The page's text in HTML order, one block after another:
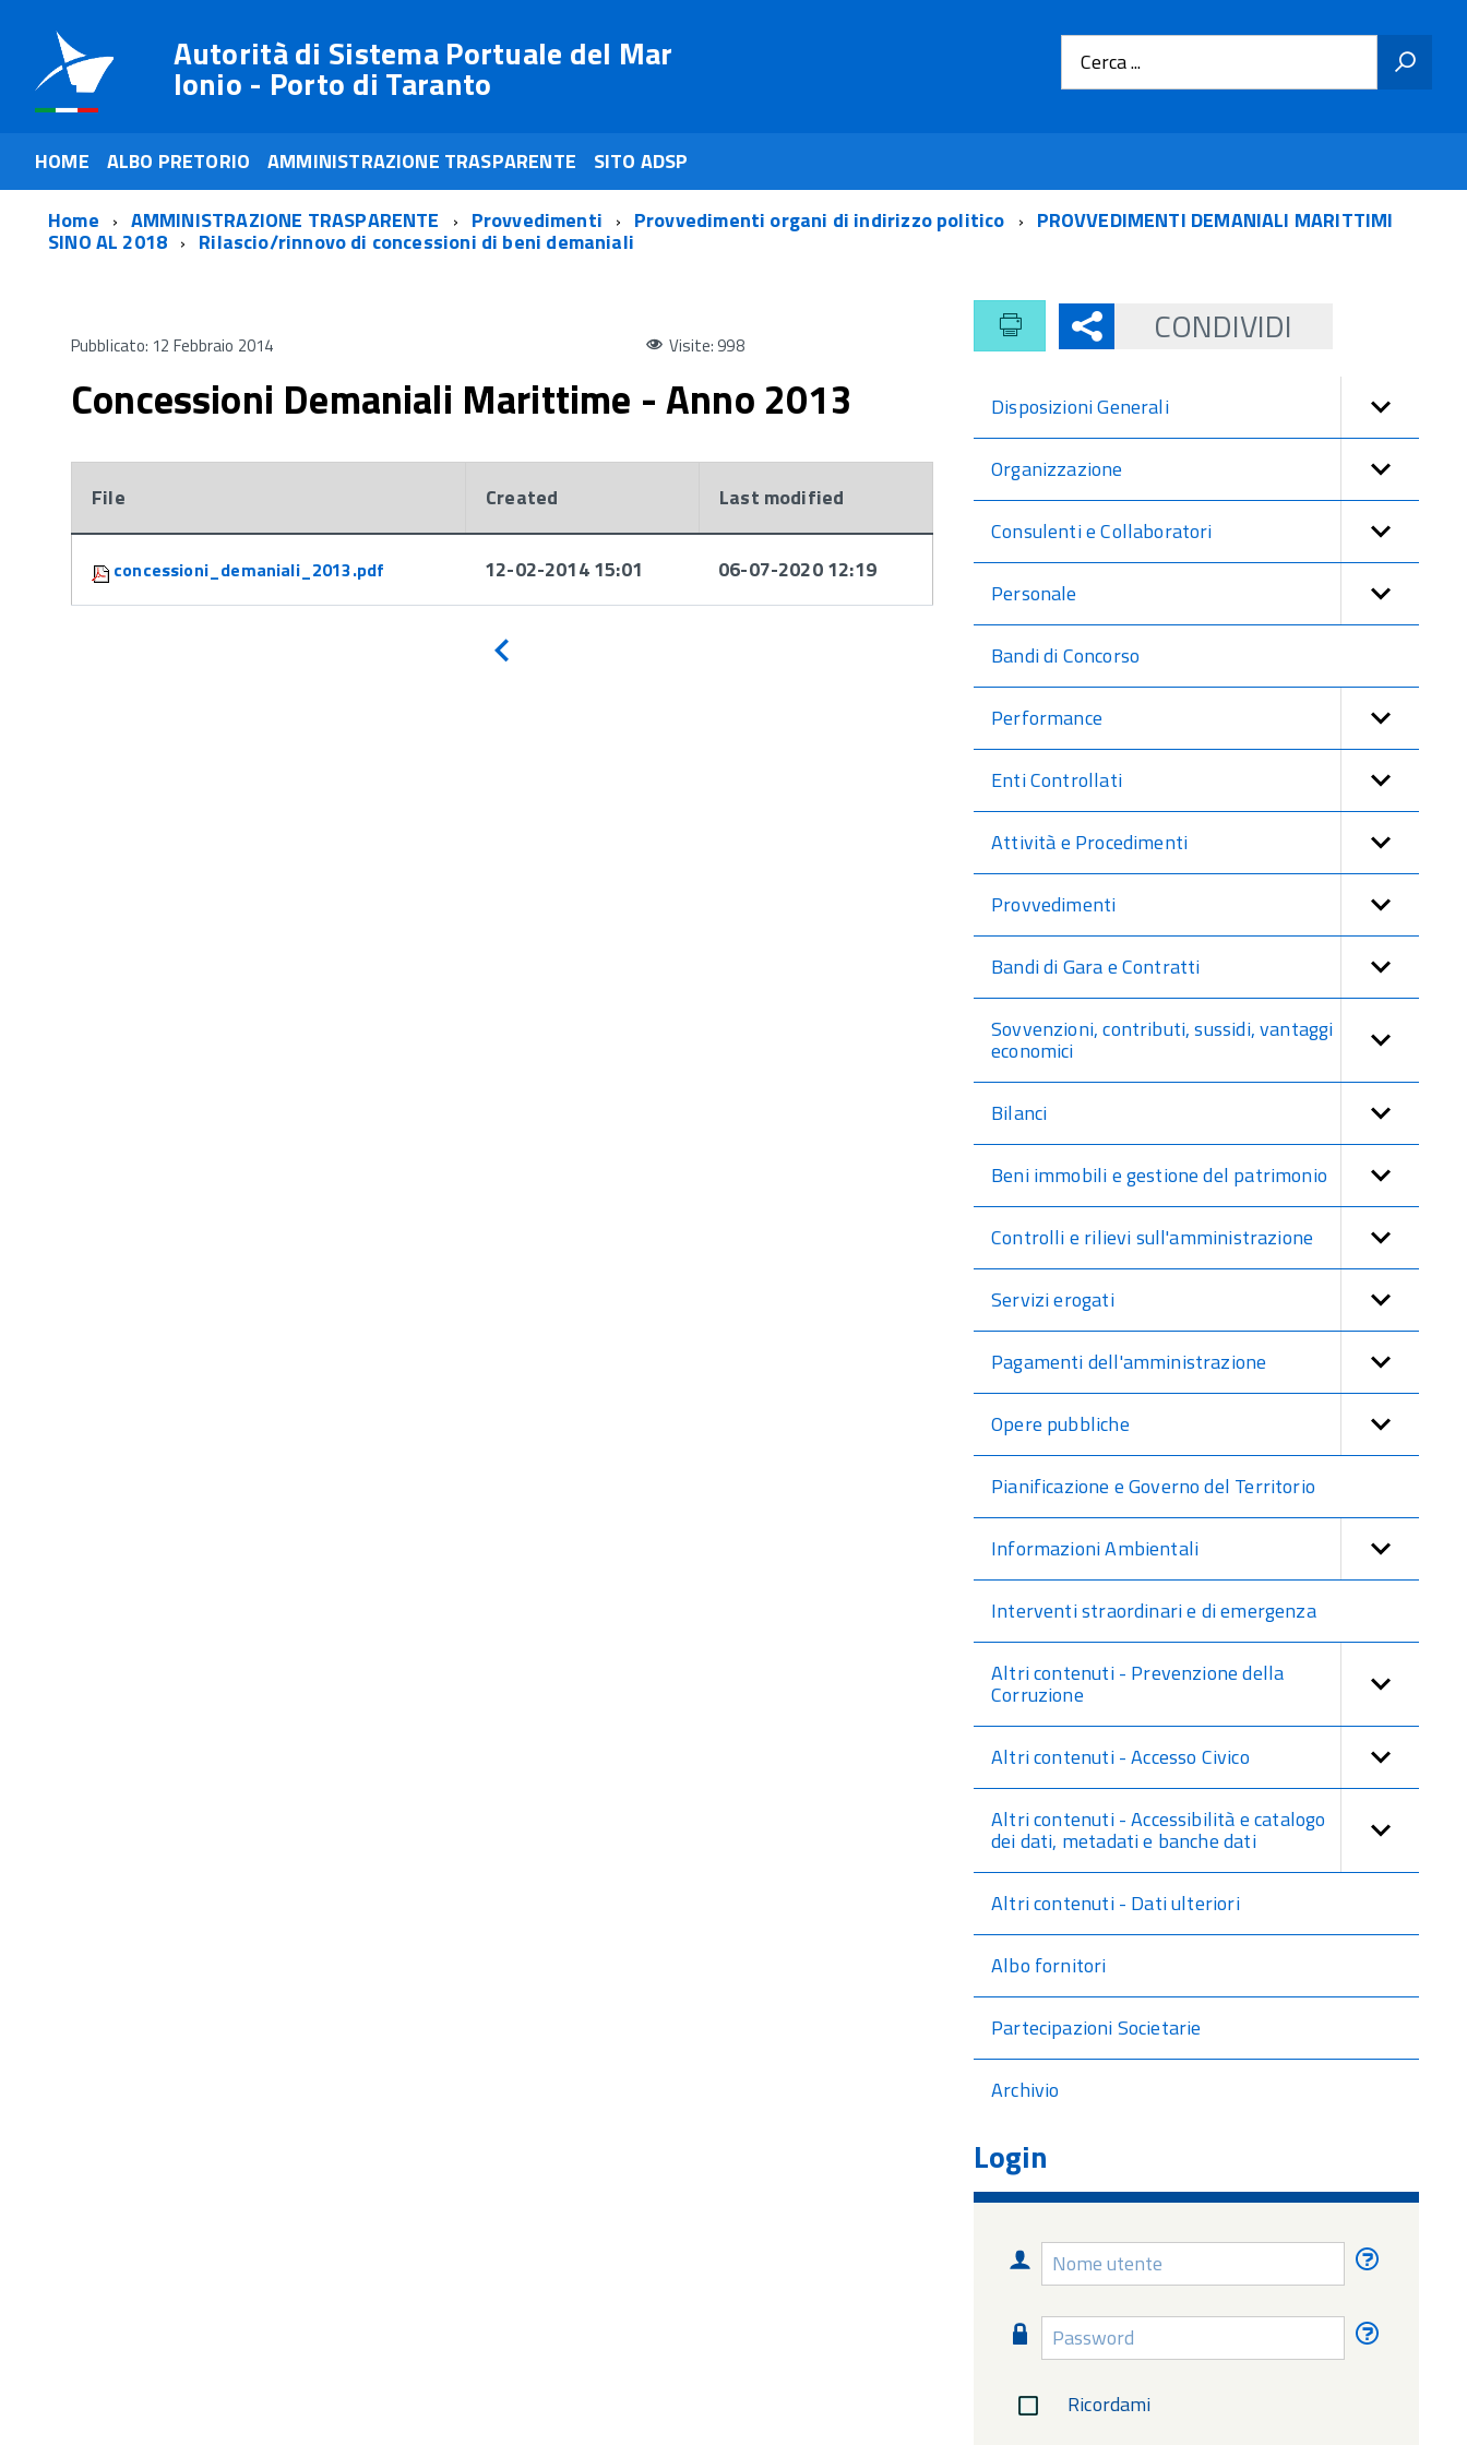
Autorità di Sistema Portuale del Mar
Ionio - Porto di Taranto Cerca ...
HOME ALBO PRETORIO AMMINISTRAZIONE TRASPARENTE
SITO ADSP
Home
AMMINISTRAZIONE TRASPARENTE Provvedimenti Provvedimenti organi di indirizzo politico PROVVEDIMENTI DEMANIALI MARITTIMI
SINO AL 2018 Rilascio/rinnovo di concessioni di beni demaniali
Pubblicato: 12 Febbraio 2014 Visite: 998
Concessioni Demaniali Marittime - Anno 2013
File Created Last modified
concessioni_demaniali_2013.pdf 12-02-2014 15:01 06-07-2020 12:19
CONDIVIDI
Disposizioni Generali
Organizzazione
Consulenti e Collaboratori
Personale
Bandi di Concorso
Performance
Enti Controllati
Attività e Procedimenti
Provvedimenti
Bandi di Gara e Contratti
Sovvenzioni, contributi, sussidi, vantaggi
economici
Bilanci
Beni immobili e gestione del patrimonio
Controlli e rilievi sull'amministrazione
Servizi erogati
Pagamenti dell'amministrazione
Opere pubbliche
Pianificazione e Governo del Territorio
Informazioni Ambientali
Interventi straordinari e di emergenza
Altri contenuti - Prevenzione della
Corruzione
Altri contenuti - Accesso Civico
Altri contenuti - Accessibilità e catalogo
dei dati, metadati e banche dati
Altri contenuti - Dati ulteriori
Albo fornitori
Partecipazioni Societarie
Archivio
Login
Nome
utente
Nome
utente
Password
Password
Ricordami